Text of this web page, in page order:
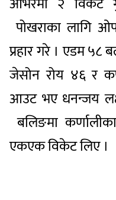
पोखराका लागि
प्रहार गरे । एडम ५८
जेसोन रोय ४६ र
आउट भए धनन्जय
बलिङमा
एकएक विकेट लिए ।